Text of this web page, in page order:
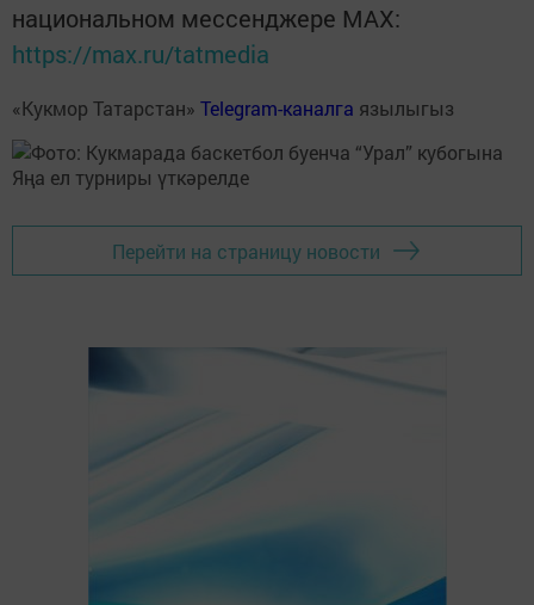
национальном мессенджере MАХ:
https://max.ru/tatmedia
«Кукмор Татарстан» Telegram-каналга язылыгыз
Перейти на страницу новости